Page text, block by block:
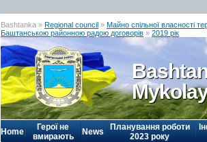
Bashtanka » Regional council » Майно спільної власності
Баштанською районною радою договорів » 2019 рік
Home
Герої не
вмирають
News
Планування роботи
2023 року